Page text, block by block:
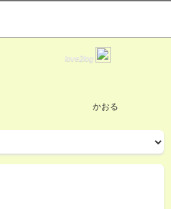
love2log
かおる